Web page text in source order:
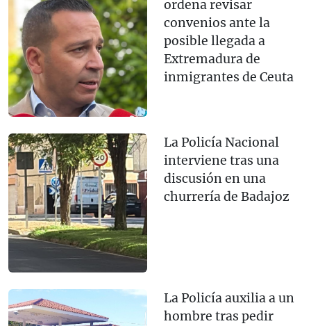
ordena revisar
convenios ante la
posible llegada a
Extremadura de
inmigrantes de Ceuta
La Policía Nacional
interviene tras una
discusión en una
churrería de Badajoz
La Policía auxilia a un
hombre tras pedir